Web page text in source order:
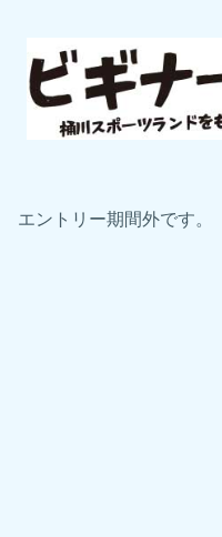
エントリー期間外です。